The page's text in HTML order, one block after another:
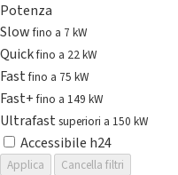
Potenza
Slowfino a 7 kW
Quickfino a 22 kW
Fastfino a 75 kW
Fast+fino a 149 kW
Ultrafast superiori a 150 kW
Accessibile h24
Applica
Cancella filtri